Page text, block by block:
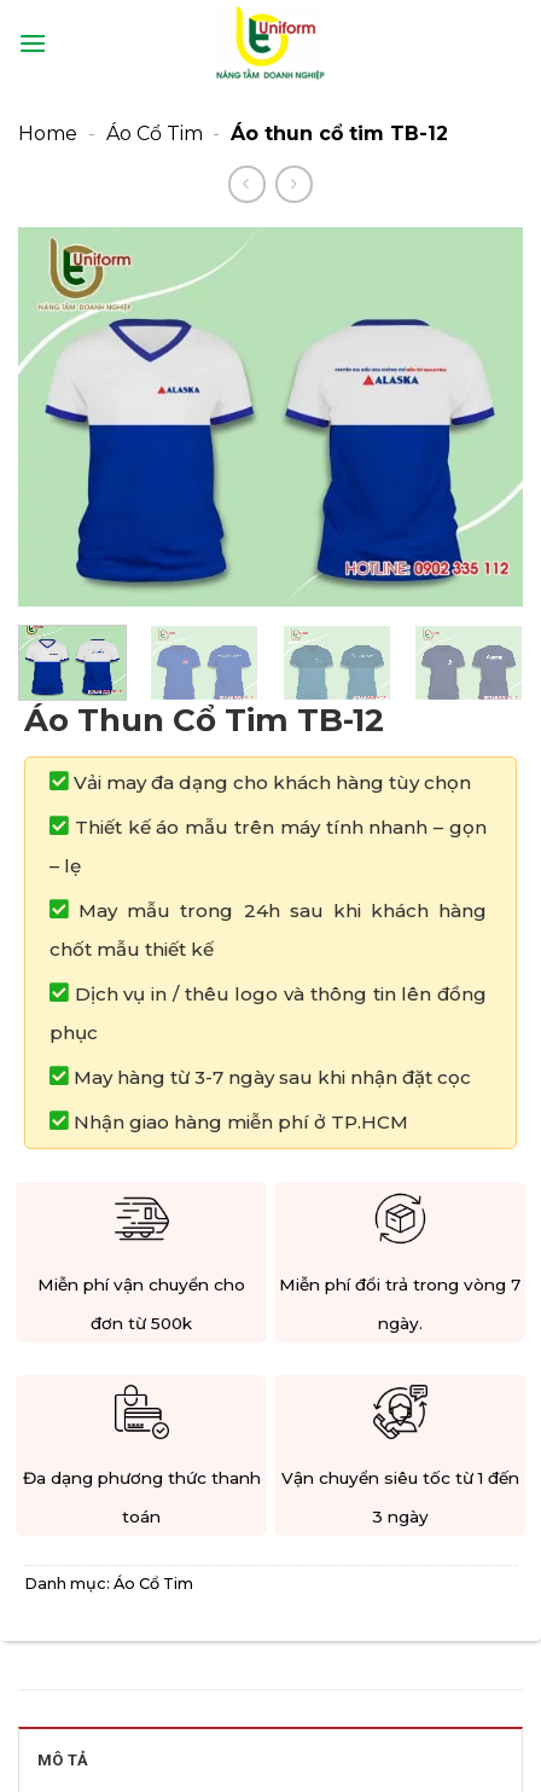
qua
Home - Áo Cổ Tim - Áo thun cổ tim TB-12
Áo Thun Cổ Tim TB-12
Vải may đa dạng cho khách hàng tùy chọn
Thiết kế áo mẫu trên máy tính nhanh – gọn
– lẹ
May mẫu trong 24h sau khi khách hàng
chốt mẫu thiết kế
Dịch vụ in / thêu logo và thông tin lên đồng
phục
May hàng từ 3-7 ngày sau khi nhận đặt cọc
Nhận giao hàng miễn phí ở TP.HCM
Miễn phí vận chuyển cho
đơn từ 500k
Miễn phí đổi trả trong vòng 7
ngày.
Đa dạng phương thức thanh
toán
Vận chuyển siêu tốc từ 1 đến
3 ngày
Danh mục: Áo Cổ Tim
MÔ TẢ